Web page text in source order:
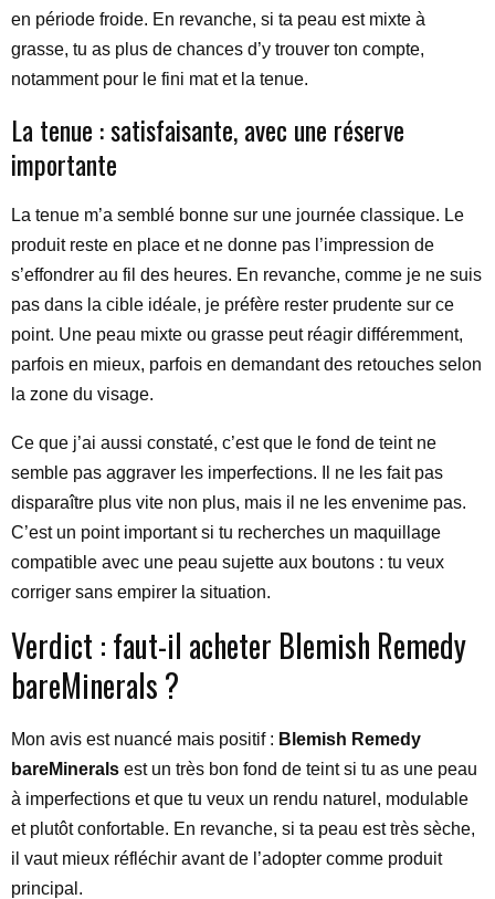
en période froide. En revanche, si ta peau est mixte à
grasse, tu as plus de chances d’y trouver ton compte,
notamment pour le fini mat et la tenue.
La tenue : satisfaisante, avec une réserve
importante
La tenue m’a semblé bonne sur une journée classique. Le
produit reste en place et ne donne pas l’impression de
s’effondrer au fil des heures. En revanche, comme je ne suis
pas dans la cible idéale, je préfère rester prudente sur ce
point. Une peau mixte ou grasse peut réagir différemment,
parfois en mieux, parfois en demandant des retouches selon
la zone du visage.
Ce que j’ai aussi constaté, c’est que le fond de teint ne
semble pas aggraver les imperfections. Il ne les fait pas
disparaître plus vite non plus, mais il ne les envenime pas.
C’est un point important si tu recherches un maquillage
compatible avec une peau sujette aux boutons : tu veux
corriger sans empirer la situation.
Verdict : faut-il acheter Blemish Remedy
bareMinerals ?
Mon avis est nuancé mais positif : Blemish Remedy
bareMinerals est un très bon fond de teint si tu as une peau
à imperfections et que tu veux un rendu naturel, modulable
et plutôt confortable. En revanche, si ta peau est très sèche,
il vaut mieux réfléchir avant de l’adopter comme produit
principal.